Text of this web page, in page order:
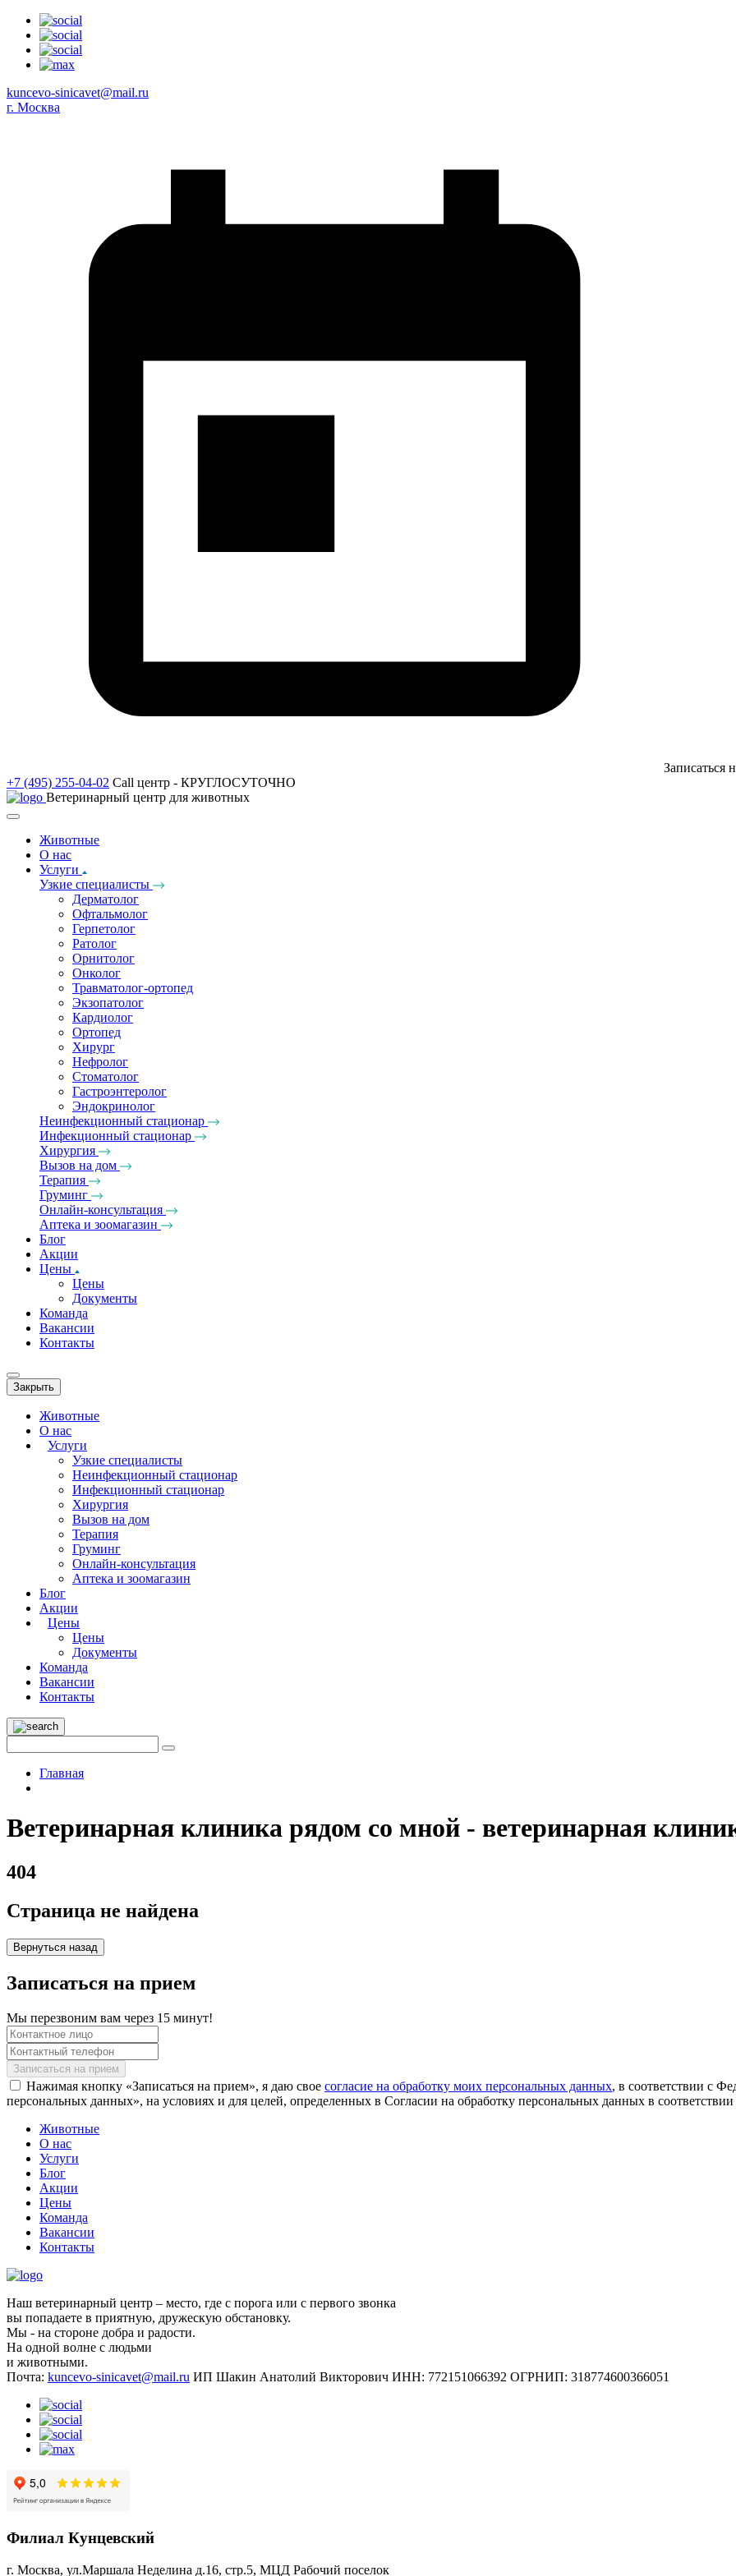
kuncevo-sinicavet@mail.ru
г. Москва
Записаться
+7 (495) 255-04-02 Call центр - КРУГЛОСУТОЧНО
Ветеринарный центр для животных
Животные
О нас
Услуги
Узкие специалисты
Дерматолог
Офтальмолог
Герпетолог
Ратолог
Орнитолог
Онколог
Травматолог-ортопед
Экзопатолог
Кардиолог
Ортопед
Хирург
Нефролог
Стоматолог
Гастроэнтеролог
Эндокринолог
Неинфекционный стационар
Инфекционный стационар
Хирургия
Вызов на дом
Терапия
Груминг
Онлайн-консультация
Аптека и зоомагазин
Блог
Акции
Цены
Цены
Документы
Команда
Вакансии
Контакты
Закрыть
Животные
О нас
Услуги
Узкие специалисты
Неинфекционный стационар
Инфекционный стационар
Хирургия
Вызов на дом
Терапия
Груминг
Онлайн-консультация
Аптека и зоомагазин
Блог
Акции
Цены
Цены
Документы
Команда
Вакансии
Контакты
Главная
Ветеринарная клиника рядом со мной - ветеринарная
404
Страница не найдена
Вернуться назад
Записаться на прием
Мы перезвоним вам через 15 минут!
Нажимая кнопку «Записаться на прием», я даю свое согласие на обработку моих персональных данных, в соответствии с
персональных данных», на условиях и для целей, определенных в Согласии на обработку персональных данных в соответствии
Животные
О нас
Услуги
Блог
Акции
Цены
Команда
Вакансии
Контакты
Наш ветеринарный центр – место, где с порога или с первого звонка
вы попадаете в приятную, дружескую обстановку.
Мы - на стороне добра и радости.
На одной волне с людьми
и животными.
Почта: kuncevo-sinicavet@mail.ru ИП Шакин Анатолий Викторович ИНН: 772151066392 ОГРНИП: 318774600366051
Филиал Кунцевский
г. Москва, ул.Маршала Неделина д.16, стр.5, МЦД Рабочий поселок